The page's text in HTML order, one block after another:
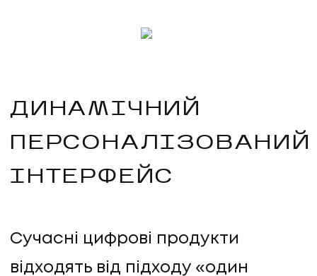
ДИНАМІЧНИЙ
ПЕРСОНАЛІЗОВАНИЙ
ІНТЕРФЕЙС
Сучасні цифрові продукти
відходять від підходу «один
КЛІЄНТИ